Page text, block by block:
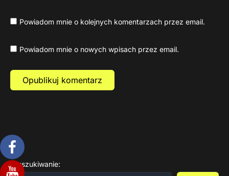
Powiadom mnie o kolejnych komentarzach przez email.
Powiadom mnie o nowych wpisach przez email.
Wyszukiwanie: